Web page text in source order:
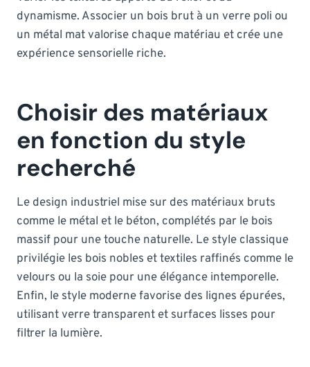
dynamisme. Associer un bois brut à un verre poli ou
un métal mat valorise chaque matériau et crée une
expérience sensorielle riche.
Choisir des matériaux
en fonction du style
recherché
Le design industriel mise sur des matériaux bruts
comme le métal et le béton, complétés par le bois
massif pour une touche naturelle. Le style classique
privilégie les bois nobles et textiles raffinés comme le
velours ou la soie pour une élégance intemporelle.
Enfin, le style moderne favorise des lignes épurées,
utilisant verre transparent et surfaces lisses pour
filtrer la lumière.